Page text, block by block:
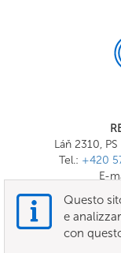
Láň 2310,
Tel.: +420
E-
Questo
e
con